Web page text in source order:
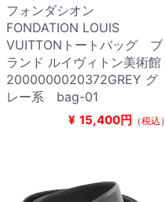
フォンダシオン
FONDATION LOUIS
VUITTONトートバッグ ブ
ランド ルイヴィトン美術館
2000000020372GREY グ
レー系 bag-01
¥ 15,400円 （税込）